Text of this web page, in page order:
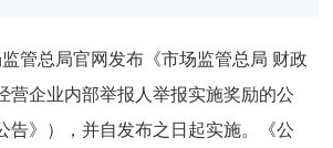
管总局官网发布《市场监管总局 财政
营企业内部举报人举报实施奖励的公
告》），并自发布之日起实施。《公